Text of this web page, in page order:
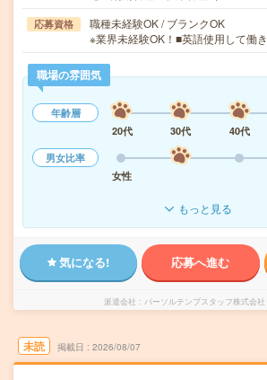
応募資格
職種未経験OK / ブランクOK
※業界未経験OK！■英語使用して働
職場の雰囲気
年齢層
20代
30代 40代
男女比率
女性
もっと見る
気になる! 応募へ進む
派遣会社 パーソルテンプスタッフ株式会
未読 掲載日 2026/08/07